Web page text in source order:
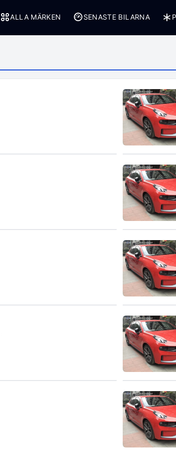
ALLA MÄRKEN SENASTE BILARNA